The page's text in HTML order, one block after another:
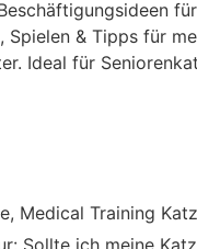
Spielen & Tipps für
Ideal für
, Medical Training